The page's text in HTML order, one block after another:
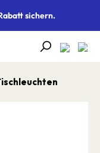
sichern.